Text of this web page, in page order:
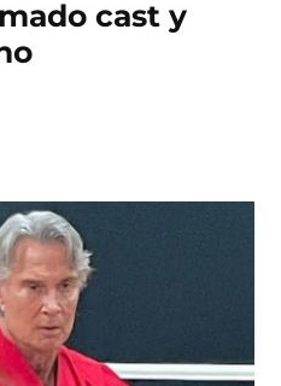
cast y